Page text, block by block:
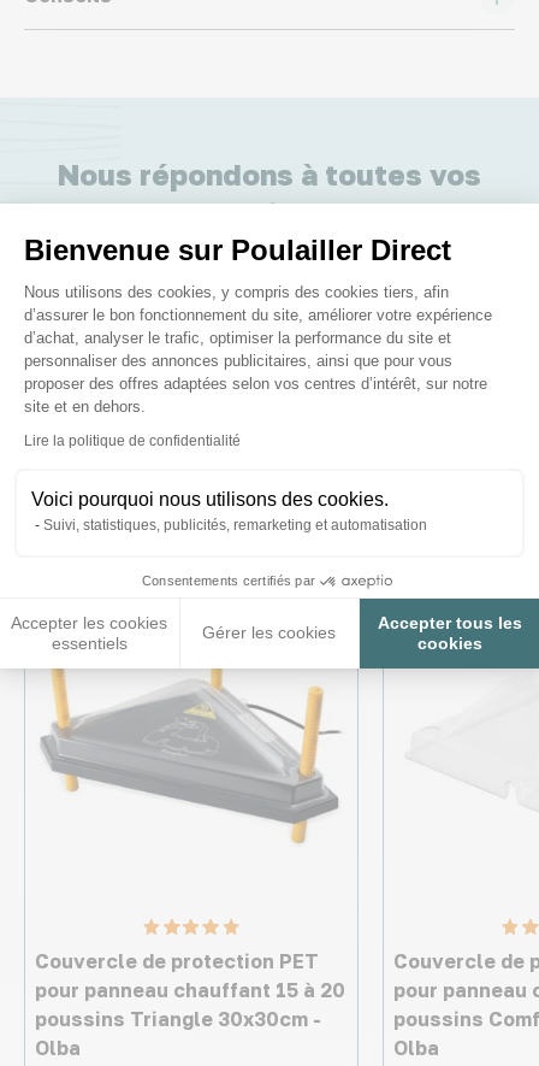
Bienvenue sur Poulailler Direct
Plateforme de Gestion du
Nous utilisons des cookies, y compris des cookies tiers, afin
d’assurer le bon fonctionnement du site, améliorer votre expérience
d’achat, analyser le trafic, optimiser la performance du site et
personnaliser des annonces publicitaires, ainsi que pour vous
proposer des offres adaptées selon vos centres d’intérêt, sur notre
site et en dehors.
Lire la politique de confidentialité
Voici pourquoi nous utilisons des cookies.
Suivi, statistiques, publicités, remarketing et automatisation
Consentements certifiés par
Accepter les cookies
essentiels
Gérer les cookies
Accepter tous les
cookies
Axeptio consent
Nous répondons à toutes vos
questions ;)
Posez-nous vos questions
intéresser
Couvercle de protection PET
pour panneau chauffant 15 à 20
poussins Triangle 30x30cm -
Olba
Couvercle de
pour panneau
poussins
Olba